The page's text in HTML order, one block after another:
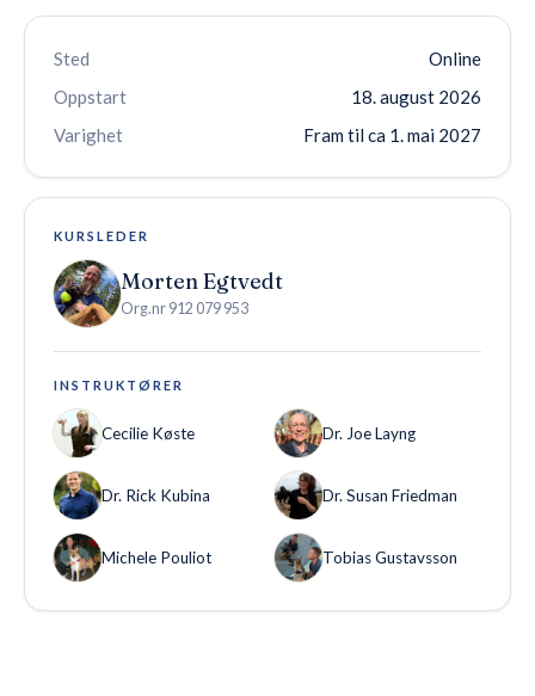
Sted
Online
Oppstart
18. august 2026
Varighet
Fram til ca 1. mai 2027
KURSLEDER
Morten Egtvedt
Org.nr 912 079 953
INSTRUKTØRER
Cecilie Køste Dr. Joe Layng
Dr. Rick Kubina Dr. Susan Friedman
Michele Pouliot Tobias Gustavsson